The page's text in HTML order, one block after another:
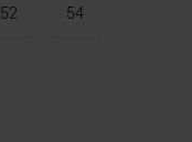
52 54